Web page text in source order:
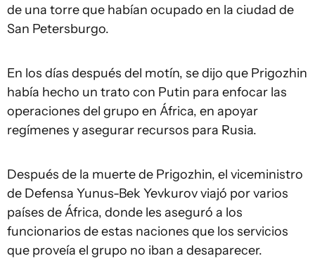
de una torre que habían ocupado en la ciudad de
San Petersburgo.
En los días después del motín, se dijo que Prigozhin
había hecho un trato con Putin para enfocar las
operaciones del grupo en África, en apoyar
regímenes y asegurar recursos para Rusia.
Después de la muerte de Prigozhin, el viceministro
de Defensa Yunus-Bek Yevkurov viajó por varios
países de África, donde les aseguró a los
funcionarios de estas naciones que los servicios
que proveía el grupo no iban a desaparecer.